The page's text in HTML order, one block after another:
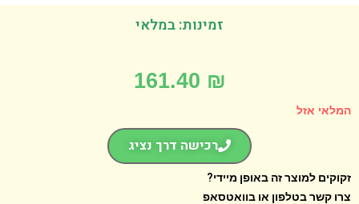
זמינות: במלאי
161.40
אזל
רכישה דרך נציג
למוצר זה באופן מיידי?
קשר בטלפון או בוואטסאפ